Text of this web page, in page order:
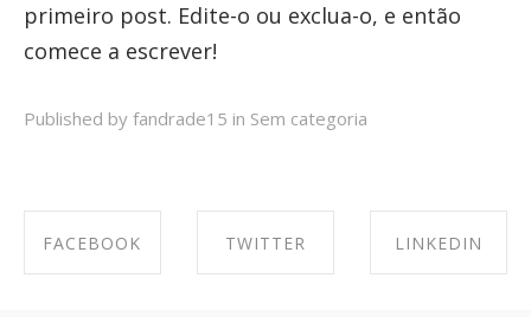
primeiro post. Edite-o ou exclua-o, e então
comece a escrever!
Published by fandrade15 in Sem categoria
FACEBOOK TWITTER LINKEDIN